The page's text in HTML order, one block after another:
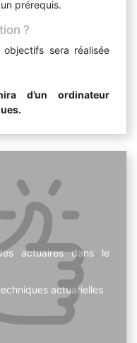
prérequis.
?
sera réalisée
d’un ordinateur
actuaires dans le
actuarielles